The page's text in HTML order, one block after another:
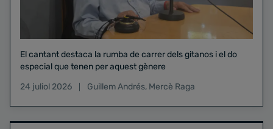
El cantant destaca la rumba de carrer dels gitanos i el do
especial que tenen per aquest gènere
24 juliol 2026
Guillem Andrés, Mercè Raga